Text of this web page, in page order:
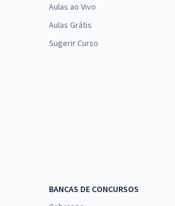
Aulas ao Vivo
Aulas Grátis
Sugerir Curso
BANCAS DE CONCURSOS